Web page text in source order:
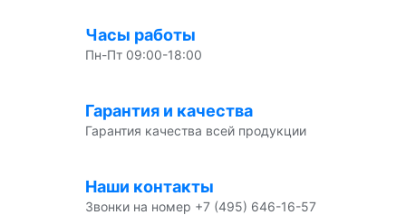
Часы работы
Пн-Пт 09:00-18:00
Гарантия и качества
Гарантия качества всей продукции
Наши контакты
Звонки на номер +7 (495) 646-16-57